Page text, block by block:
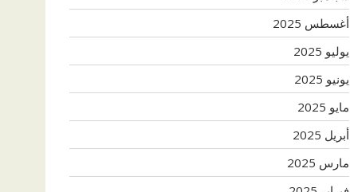
أغسطس 2025
يوليو 2025
يونيو 2025
مايو 2025
أبريل 2025
مارس 2025